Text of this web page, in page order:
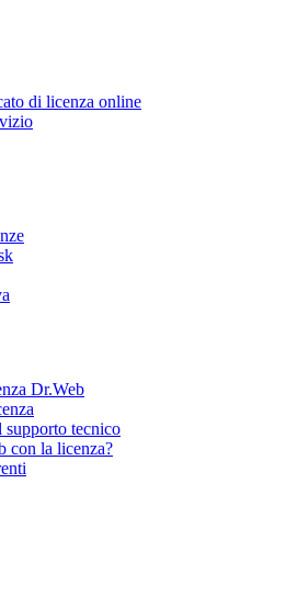
di licenza online
Dr.Web
supporto tecnico
con la licenza?